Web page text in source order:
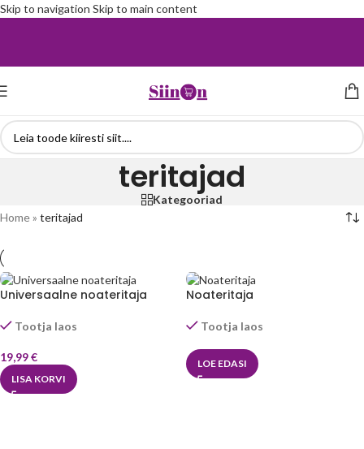
Skip to navigation Skip to main content
teritajad
Kategooriad
Home» teritajad
Universaalne noateritaja
Tootja laos
19,99€
LISA KORVI
Noateritaja
Tootja laos
LOE EDASI